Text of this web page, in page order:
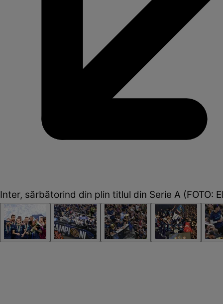
Inter, sărbătorind din plin titlul din Serie A (FOTO: